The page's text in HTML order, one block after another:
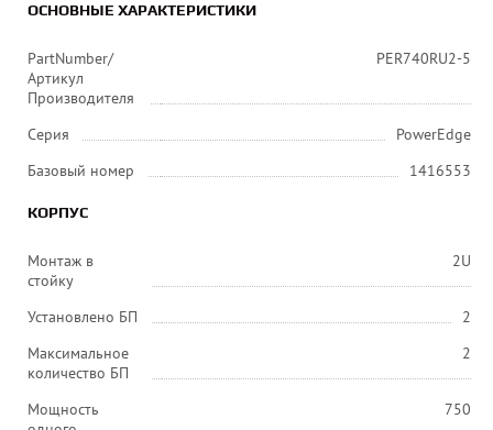
ОСНОВНЫЕ ХАРАКТЕРИСТИКИ
PartNumber/
Артикул
Производителя
PER740RU2-5
Серия
PowerEdge
Базовый номер
1416553
КОРПУС
Монтаж в
стойку
2U
Установлено БП
2
Максимальное
количество БП
2
Мощность
750